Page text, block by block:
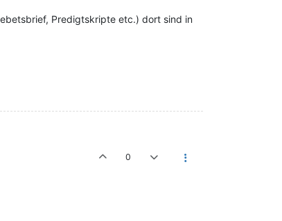
Predigtskripte etc.) dort sind in
0